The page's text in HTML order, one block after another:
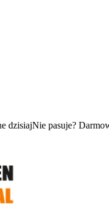
dzisiajNie pasuje?